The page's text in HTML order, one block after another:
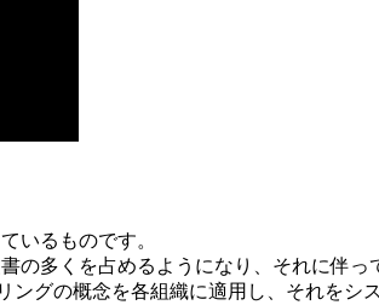
いるものです。
の多くを占めるようになり、それに伴
グの概念を各組織に適用し、それを